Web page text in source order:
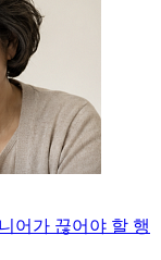
어가 끊어야 할 행